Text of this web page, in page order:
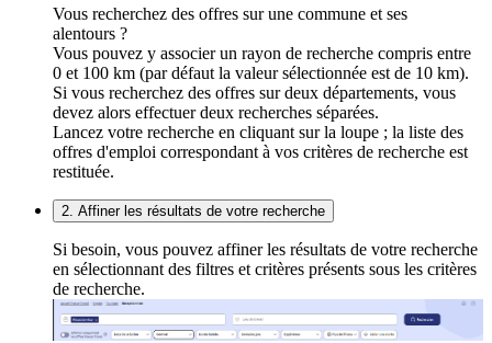
Vous recherchez des offres sur une commune et ses
alentours ?
Vous pouvez y associer un rayon de recherche compris entre
0 et 100 km (par défaut la valeur sélectionnée est de 10 km).
Si vous recherchez des offres sur deux départements, vous
devez alors effectuer deux recherches séparées.
Lancez votre recherche en cliquant sur la loupe ; la liste des
offres d'emploi correspondant à vos critères de recherche est
restituée.
2. Affiner les résultats de votre recherche
Si besoin, vous pouvez affiner les résultats de votre recherche
en sélectionnant des filtres et critères présents sous les critères
de recherche.